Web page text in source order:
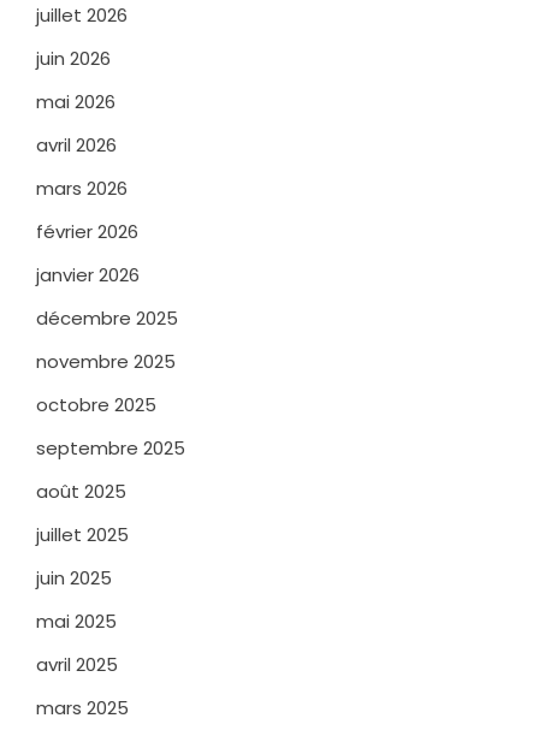
juillet 2026
juin 2026
mai 2026
avril 2026
mars 2026
février 2026
janvier 2026
décembre 2025
novembre 2025
octobre 2025
septembre 2025
août 2025
juillet 2025
juin 2025
mai 2025
avril 2025
mars 2025